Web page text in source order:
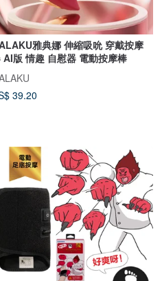
雅典娜 伸縮吸吮 穿戴按摩
AI版 情趣 自慰器 電動按摩棒
39.20